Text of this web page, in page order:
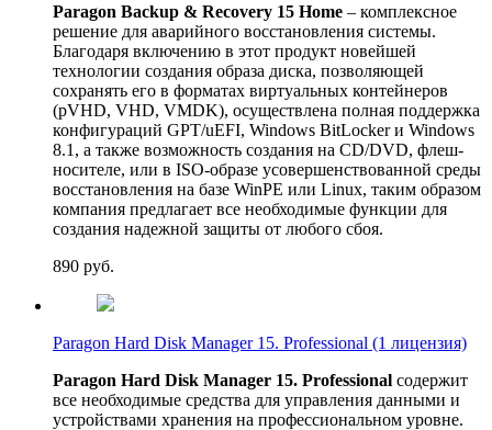
Paragon Backup & Recovery 15 Home – комплексное
решение для аварийного восстановления системы.
Благодаря включению в этот продукт новейшей
технологии создания образа диска, позволяющей
сохранять его в форматах виртуальных контейнеров
(pVHD, VHD, VMDK), осуществлена полная поддержка
конфигураций GPT/uEFI, Windows BitLocker и Windows
8.1, а также возможность создания на CD/DVD, флеш-
носителе, или в ISO-образе усовершенствованной среды
восстановления на базе WinPE или Linux, таким образом
компания предлагает все необходимые функции для
создания надежной защиты от любого сбоя.
890 руб.
Paragon Hard Disk Manager 15. Professional (1 лицензия)
Paragon Hard Disk Manager 15. Professional содержит
все необходимые средства для управления данными и
устройствами хранения на профессиональном уровне.